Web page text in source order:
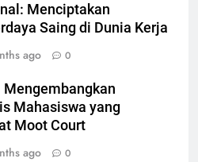
Menciptakan
Saing di Dunia Kerja
ago 0
Mengembangkan
Mahasiswa yang
Moot Court
ago 0